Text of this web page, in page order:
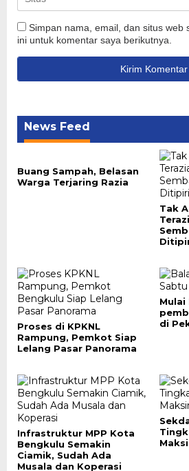
Simpan nama, email, dan situs web
ini untuk komentar saya berikutnya.
News Feed
Buang Sampah, Belasan
Warga Terjaring Razia
Tak
Proses di KPKNL
Rampung, Pemkot Siap
Lelang Pasar Panorama
Mulai
di
Infrastruktur MPP Kota
Bengkulu Semakin
Ciamik, Sudah Ada
Musala dan Koperasi